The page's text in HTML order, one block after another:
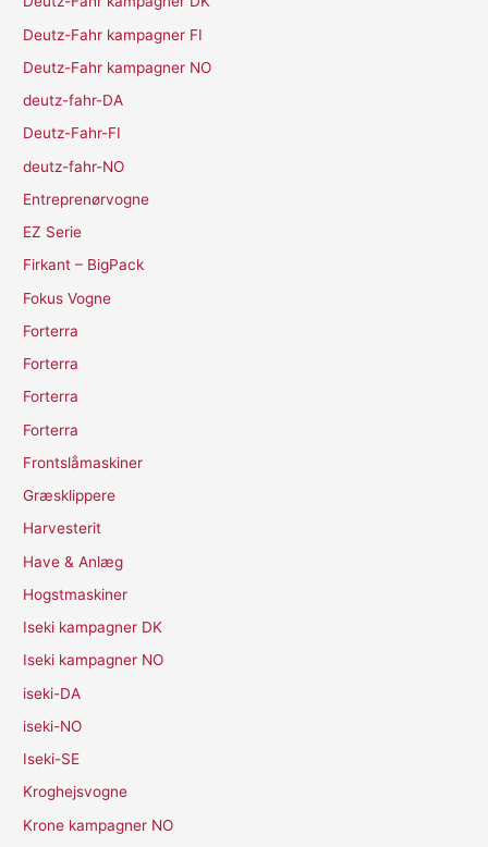
Deutz-Fahr kampagner FI
Deutz-Fahr kampagner NO
deutz-fahr-DA
Deutz-Fahr-FI
deutz-fahr-NO
Entreprenørvogne
EZ Serie
Firkant – BigPack
Fokus Vogne
Forterra
Forterra
Forterra
Forterra
Frontslåmaskiner
Græsklippere
Harvesterit
Have & Anlæg
Hogstmaskiner
Iseki kampagner DK
Iseki kampagner NO
iseki-DA
iseki-NO
Iseki-SE
Kroghejsvogne
Krone kampagner NO